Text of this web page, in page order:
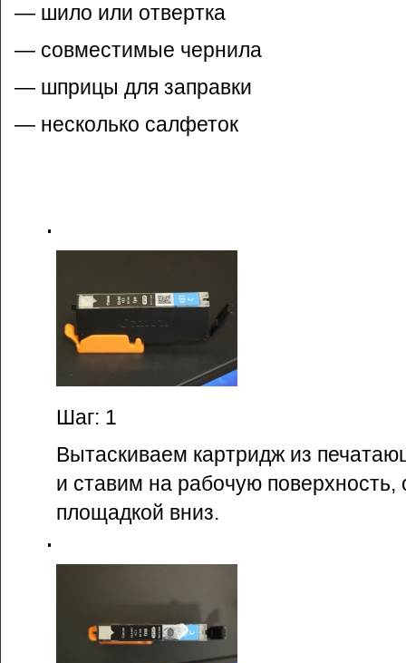
— шило или отвертка
— совместимые чернила
— шприцы для заправки
— несколько салфеток
Шаг: 1
Вытаскиваем картридж из
и ставим на рабочую поверхность,
площадкой вниз.